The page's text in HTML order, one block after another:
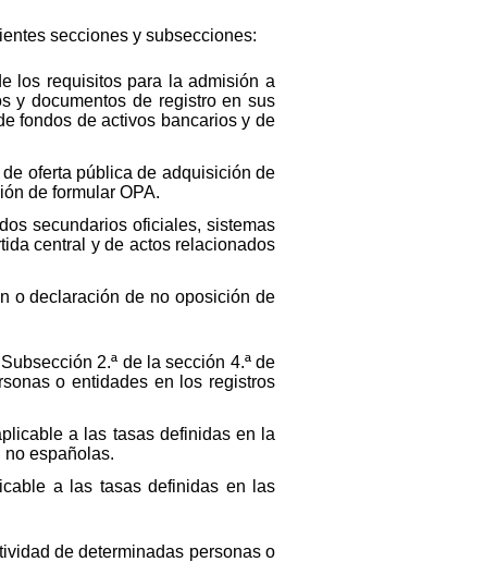
secciones y subsecciones:
los requisitos para la admisión a
y documentos de registro en sus
fondos de activos bancarios y de
oferta pública de adquisición de
de formular OPA.
secundarios oficiales, sistemas
central y de actos relacionados
o declaración de no oposición de
2.ª de la sección 4.ª de
o entidades en los registros
a las tasas definidas en la
españolas.
a las tasas definidas en las
de determinadas personas o